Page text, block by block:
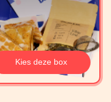
Kies deze box